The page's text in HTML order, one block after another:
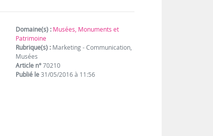
Domaine(s) : Musées, Monuments et
Patrimoine
Rubrique(s) : Marketing - Communication,
Musées
Article n°70210
Publié le31/05/2016 à 11:56